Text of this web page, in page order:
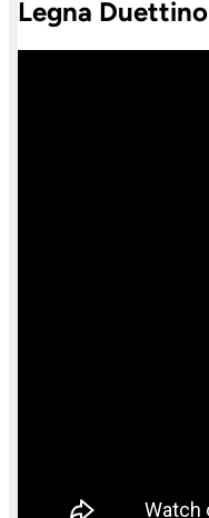
Legna Duettino